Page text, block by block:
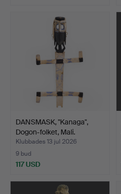
DANSMASK, "Kanaga",
Dogon-folket, Mali.
Klubbades 13 jul 2026
9 bud
117 USD